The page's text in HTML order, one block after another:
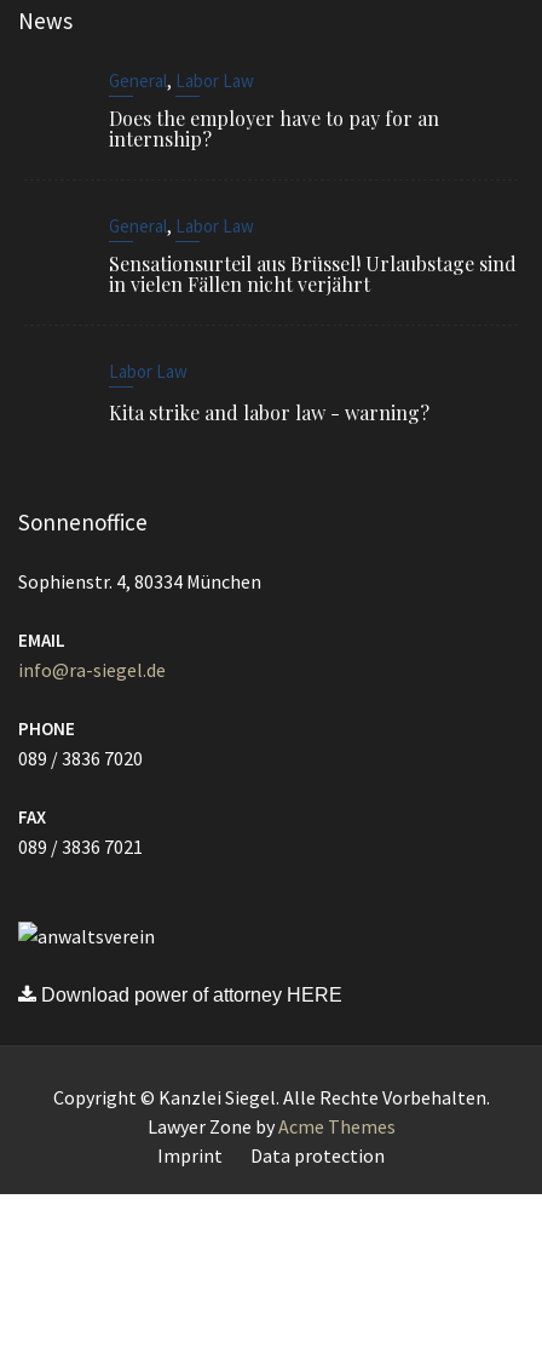
News
General, Labor Law
Does the employer have to pay for an
internship?
General, Labor Law
Sensationsurteil aus Brüssel! Urlaubstage sind
in vielen Fällen nicht verjährt
Labor Law
Kita strike and labor law - warning?
Sonnenoffice
Sophienstr. 4, 80334 München
EMAIL
info@ra-siegel.de
PHONE
089 / 3836 7020
FAX
089 / 3836 7021
Download power of attorney HERE
Copyright © Kanzlei Siegel. Alle Rechte Vorbehalten.
Lawyer Zone byAcme Themes
Imprint
Data protection